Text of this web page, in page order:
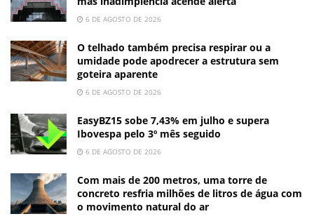
6 DE AGOSTO DE 2026
O telhado também precisa respirar ou a
umidade pode apodrecer a estrutura sem
goteira aparente
6 DE AGOSTO DE 2026
EasyBZ15 sobe 7,43% em julho e supera
Ibovespa pelo 3º mês seguido
6 DE AGOSTO DE 2026
Com mais de 200 metros, uma torre de
concreto resfria milhões de litros de água com
o movimento natural do ar